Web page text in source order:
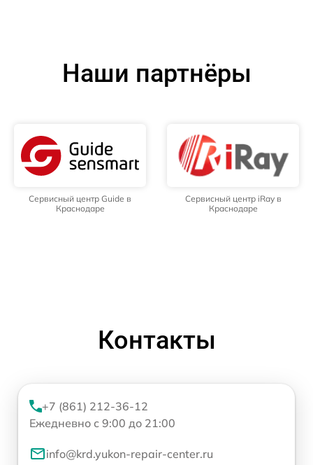
Наши партнёры
Сервисный центр Guide в
Краснодаре
Сервисный центр iRay в
Краснодаре
Контакты
+7 (861) 212-36-12
Ежедневно с 9:00 до 21:00
info@krd.yukon-repair-center.ru